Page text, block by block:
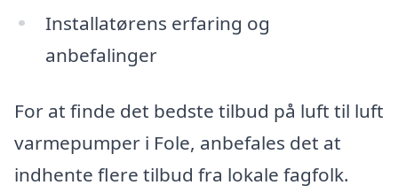
Installatørens erfaring og
anbefalinger
For at finde det bedste tilbud på luft til luft
varmepumper i Fole, anbefales det at
indhente flere tilbud fra lokale fagfolk.